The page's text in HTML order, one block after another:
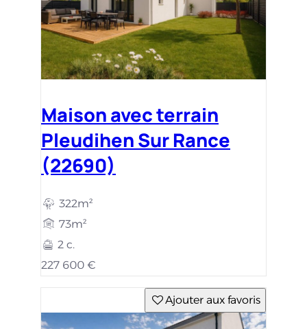
Maison avec terrain
Pleudihen Sur Rance
(22690)
322m²
73m²
2 c.
227 600 €
Ajouter aux favoris